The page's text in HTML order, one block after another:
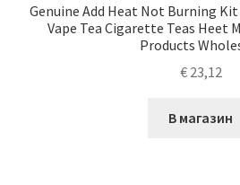
Genuine Add Heat Not Burning
Vape Tea Cigarette Teas Heet
Products
€23,12
В магазин